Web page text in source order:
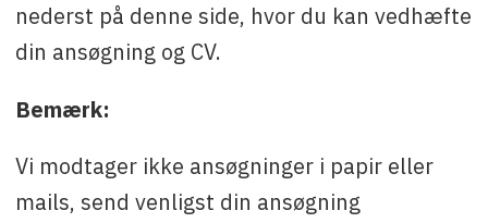
nederst på denne side, hvor du kan vedhæfte
din ansøgning og CV.
Bemærk:
Vi modtager ikke ansøgninger i papir eller
mails, send venligst din ansøgning